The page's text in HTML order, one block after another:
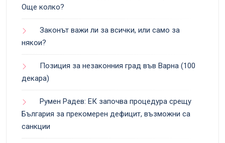
Още колко?
Законът важи ли за всички, или само за
някои?
Позиция за незаконния град във Варна (100
декара)
Румен Радев: ЕК започва процедура срещу
България за прекомерен дефицит, възможни са
санкции